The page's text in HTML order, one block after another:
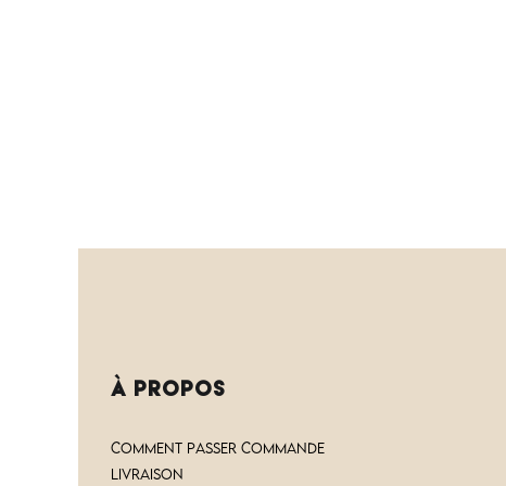
à PROPOS
COMMENT PASSER COMMANDE
LIVRAISON